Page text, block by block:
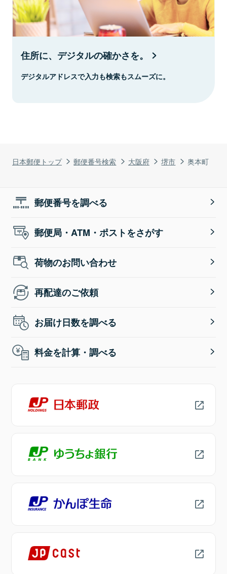
日本郵便トップ 郵便番号検索 大阪府 堺市 奥本町
住所に、デジタルの確かさを。
デジタルアドレスで入力も検索もスムーズに。
郵便番号を調べる
郵便局・ATM・ポストをさがす
荷物のお問い合わせ
再配達のご依頼
お届け日数を調べる
料金を計算・調べる